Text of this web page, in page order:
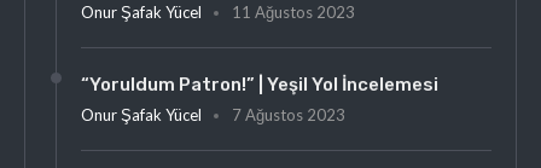
Onur Şafak Yücel 11 Ağustos 2023
“Yoruldum Patron!” | Yeşil Yol İncelemesi
Onur Şafak Yücel 7 Ağustos 2023